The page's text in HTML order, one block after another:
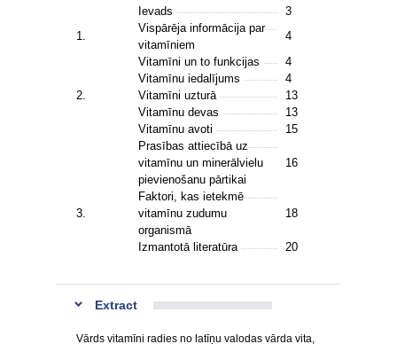
Ievads
3
1.
Vispārēja informācija par
vitamīniem
4
Vitamīni un to funkcijas
4
Vitamīnu iedalījums
4
2.
Vitamīni uzturā
13
Vitamīnu devas
13
Vitamīnu avoti
15
Prasības attiecībā uz
vitamīnu un minerālvielu
pievienošanu pārtikai
16
3.
Faktori, kas ietekmē
vitamīnu zudumu
organismā
18
Izmantotā literatūra 20
Extract
Vārds vitamīni radies no latīņu valodas vārda vita,